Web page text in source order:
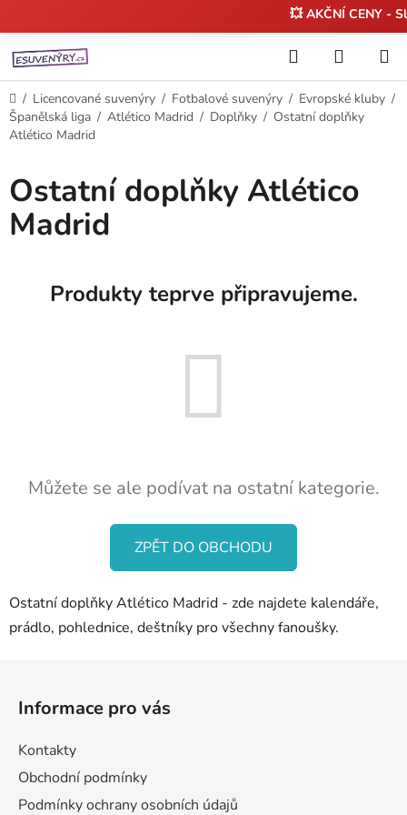
na
obsah
💥 AKČNÍ CENY -
Hledat
KOŠÍK
Domů
/ Licencované suvenýry / Fotbalové suvenýry / Evropské kluby /
Španělská liga / Atlético Madrid / Doplňky / Ostatní doplňky
Atlético Madrid
Ostatní doplňky Atlético
Madrid
Produkty teprve připravujeme.
Můžete se ale podívat na ostatní kategorie.
ZPĚT DO OBCHODU
Ostatní doplňky Atlético Madrid - zde najdete kalendáře,
prádlo, pohlednice, deštníky pro všechny fanoušky.
Informace pro vás
Kontakty
Obchodní podmínky
Podmínky ochrany osobních údajů